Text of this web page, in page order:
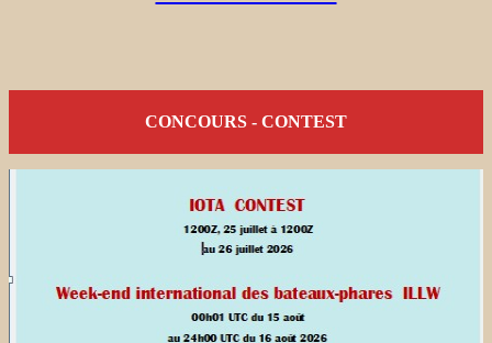
CONCOURS - CONTEST